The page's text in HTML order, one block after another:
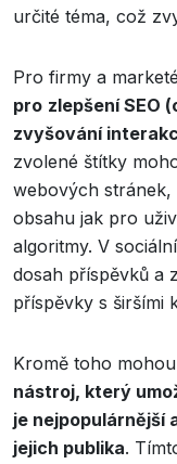
určité téma, což
Pro firmy a
pro zlepšení SEO
zvyšování
zvolené štítky
webových
obsahu jak pro
algoritmy. V
dosah příspěvků a
příspěvky s širšími
Kromě toho mohou
nástroj, který
je nejpopulárnější
jejich publika.